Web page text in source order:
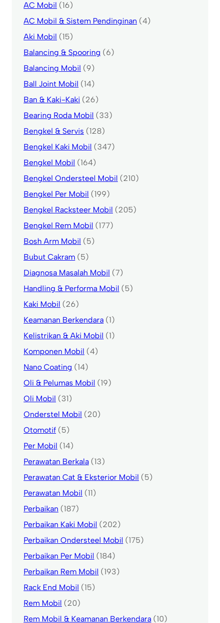
AC Mobil (16)
AC Mobil & Sistem Pendinginan (4)
Aki Mobil (15)
Balancing & Spooring (6)
Balancing Mobil (9)
Ball Joint Mobil (14)
Ban & Kaki-Kaki (26)
Bearing Roda Mobil (33)
Bengkel & Servis (128)
Bengkel Kaki Mobil (347)
Bengkel Mobil (164)
Bengkel Ondersteel Mobil (210)
Bengkel Per Mobil (199)
Bengkel Racksteer Mobil (205)
Bengkel Rem Mobil (177)
Bosh Arm Mobil (5)
Bubut Cakram (5)
Diagnosa Masalah Mobil (7)
Handling & Performa Mobil (5)
Kaki Mobil (26)
Keamanan Berkendara (1)
Kelistrikan & Aki Mobil (1)
Komponen Mobil (4)
Nano Coating (14)
Oli & Pelumas Mobil (19)
Oli Mobil (31)
Onderstel Mobil (20)
Otomotif (5)
Per Mobil (14)
Perawatan Berkala (13)
Perawatan Cat & Eksterior Mobil (5)
Perawatan Mobil (11)
Perbaikan (187)
Perbaikan Kaki Mobil (202)
Perbaikan Ondersteel Mobil (175)
Perbaikan Per Mobil (184)
Perbaikan Rem Mobil (193)
Rack End Mobil (15)
Rem Mobil (20)
Rem Mobil & Keamanan Berkendara (10)